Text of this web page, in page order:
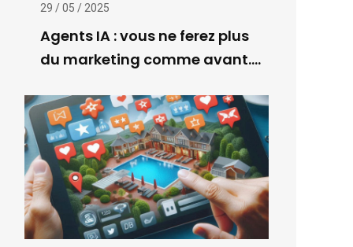
29 / 05 / 2025
Agents IA : vous ne ferez plus
du marketing comme avant....